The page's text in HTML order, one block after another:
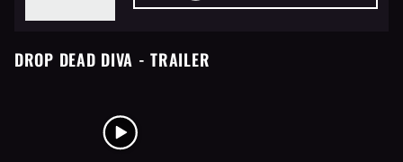
DROP DEAD DIVA - TRAILER